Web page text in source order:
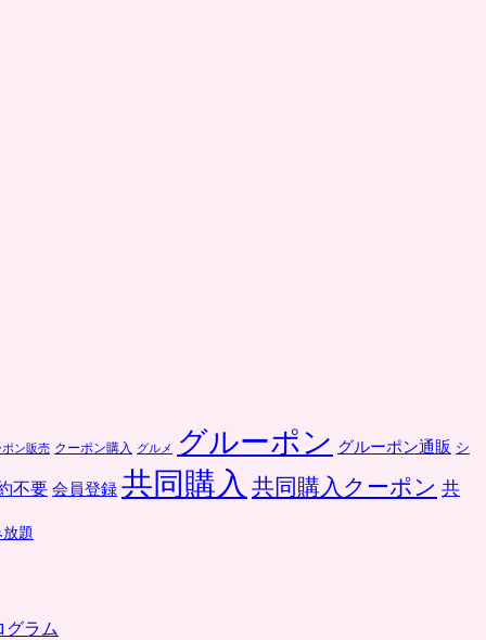
ポン販売 クーポン購入 グルメ グルーポン グルーポン通販 シ
不要 会員登録 共同購入 共同購入クーポン 共
題
グラム